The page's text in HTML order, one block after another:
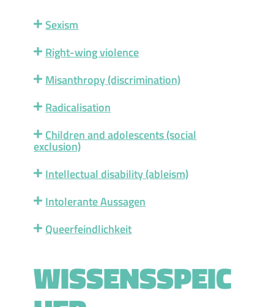
Sexism
Right-wing violence
Misanthropy (discrimination)
Radicalisation
Children and adolescents (social
exclusion)
Intellectual disability (ableism)
Intolerante Aussagen
Queerfeindlichkeit
WISSENSSPEIC